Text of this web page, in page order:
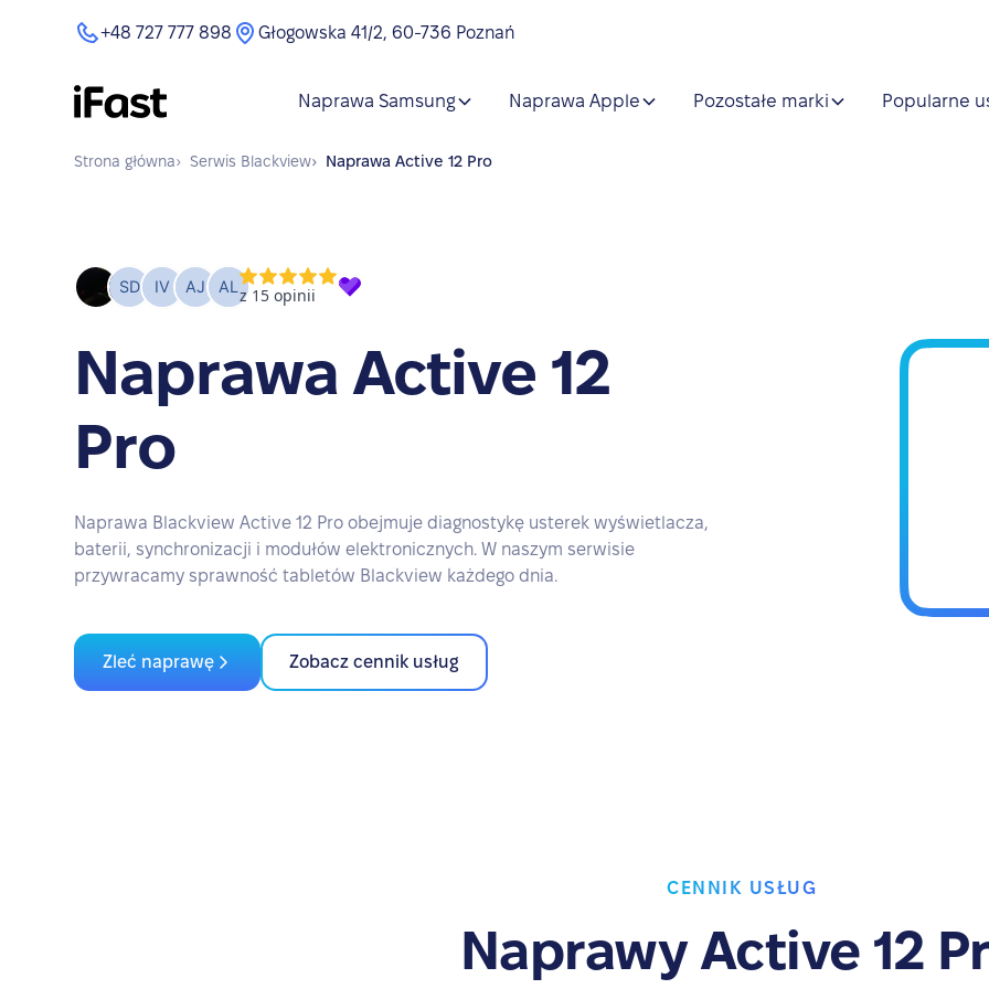
+48 727 777 898 Głogowska 41/2, 60-736 Poznań
Naprawa Samsung Naprawa Apple Pozostałe marki Popularne
Strona główna› Serwis Blackview› Naprawa Active 12 Pro
Naprawa Active 12
Pro
Naprawa Blackview Active 12 Pro obejmuje diagnostykę usterek wyświetlacza,
baterii, synchronizacji i modułów elektronicznych. W naszym serwisie
przywracamy sprawność tabletów Blackview każdego dnia.
Zleć naprawę Zobacz cennik usług
CENNIK USŁUG
Naprawy Active 12